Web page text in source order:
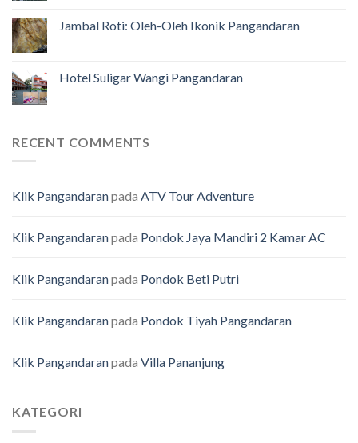
Jambal Roti: Oleh-Oleh Ikonik Pangandaran
Hotel Suligar Wangi Pangandaran
RECENT COMMENTS
Klik Pangandaranpada ATV Tour Adventure
Klik Pangandaranpada Pondok Jaya Mandiri 2 Kamar AC
Klik Pangandaranpada Pondok Beti Putri
Klik Pangandaranpada Pondok Tiyah Pangandaran
Klik Pangandaranpada Villa Pananjung
KATEGORI